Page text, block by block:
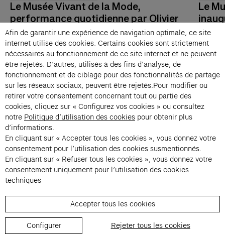
Le Musée Vivant de la Mode,
performance quotidienne par Olivier
Saillard & invités
08 mars → 21 mars 2026, Mercredi au
dimanche, 17:00
Fondation Cartier pour l’art contemporain
Le
Contacts
Membres
Presse
Privatisations
Changer de langue 
Inscription à la newsletter
Afin de garantir une expérience de navigation optimale, ce site
internet utilise des cookies. Certains cookies sont strictement
nécessaires au fonctionnement de ce site internet et ne peuvent
être rejetés. D’autres, utilisés à des fins d’analyse, de
fonctionnement et de ciblage pour des fonctionnalités de partage
sur les réseaux sociaux, peuvent être rejetés.Pour modifier ou
retirer votre consentement concernant tout ou partie des
cookies, cliquez sur « Configurez vos cookies » ou consultez
notre Politique d’utilisation des cookies pour obtenir plus
d’informations.
En cliquant sur « Accepter tous les cookies », vous donnez votre
consentement pour l’utilisation des cookies susmentionnés.
En cliquant sur « Refuser tous les cookies », vous donnez votre
consentement uniquement pour l’utilisation des cookies
techniques
Accepter tous les cookies
Configurer Rejeter tous les cookies